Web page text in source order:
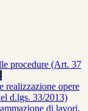
procedure (Art. 37
realizzazione opere
d.lgs. 33/2013)
di lavori,